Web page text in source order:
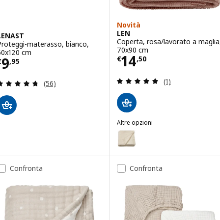
materasso, bianco,
cm
9,95 € 9,95
Recensione: 4.7 fuori da 5 stelle. Totale
(56)
Novità
LEN
Coperta, rosa/lavorato a
70x90 cm
€14,50
Prezzo € 14,50
Recensione: 5
(1)
Altre opzioni
LEN
Opzione: LEN, Coperta,
Opzione: LEN, Coperta, giallo/
Confronta
Confronta